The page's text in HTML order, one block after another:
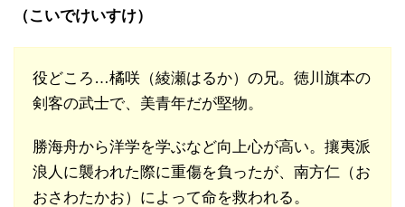
（こいでけいすけ）
役どころ…橘咲（綾瀬はるか）の兄。徳川旗本の
剣客の武士で、美青年だが堅物。
勝海舟から洋学を学ぶなど向上心が高い。攘夷派
浪人に襲われた際に重傷を負ったが、南方仁（お
おさわたかお）によって命を救われる。